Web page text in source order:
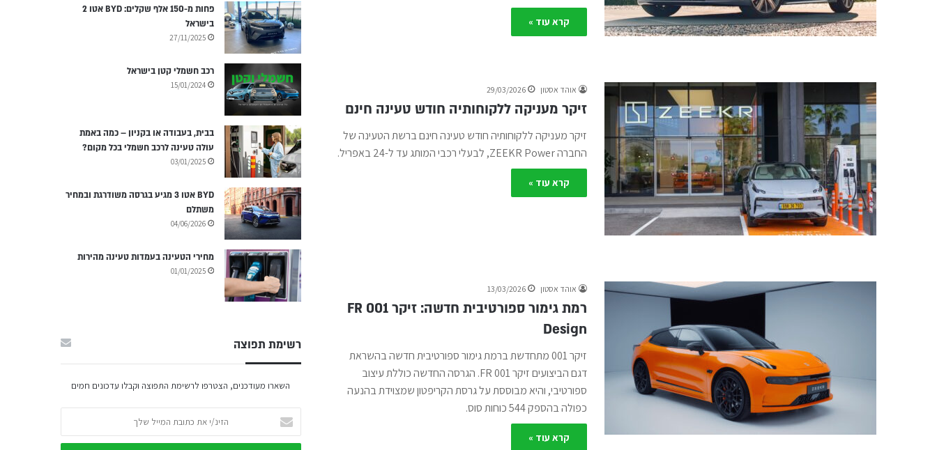
קרא עוד »
אוהד אסטון 29/03/2026
זיקר מעניקה ללקוחותיה חודש טעינה חינם
זיקר מעניקה ללקוחותיה חודש טעינה חינם ברשת הטעינה של
החברה ZEEKR Power, לבעלי רכבי המותג עד ל-24 באפריל.
קרא עוד »
אוהד אסטון 13/03/2026
רמת גימור ספורטיבית חדשה: זיקר 001 FR
Design
זיקר 001 מתחדשת ברמת גימור ספורטיבית חדשה בהשראת
דגם הביצועים זיקר 001 FR. הגרסה החדשה כוללת עיצוב
ספורטיבי, והיא מבוססת על גרסת הקריפטון שמצוידת בהנעה
כפולה בהספק 544 כוחות סוס.
קרא עוד »
פחות מ-150 אלף שקלים: BYD אטו 2
בישראל
27/11/2025
רכב חשמלי קטן בישראל
15/01/2024
בבית, בעבודה או בקניון – כמה באמת
עולה טעינה לרכב חשמלי בכל מקום?
03/01/2025
BYD אטו 3 מגיע בגרסה משודרגת ובמחיר
משתלם
04/06/2026
מחירי הטעינה בעמדות טעינה מהירות
01/01/2025
רשימת תפוצה
השארו מעודכנים, הצטרפו לרשימת התפוצה וקבלו עדכונים חמים
י